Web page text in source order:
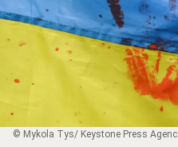
© Mykola Tys/ Keystone Press